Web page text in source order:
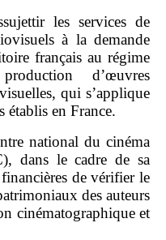
les services de
à la demande
français au régime
d’œuvres
qui s’applique
établis en France.
national du cinéma
dans le cadre de sa
de vérifier le
des auteurs
cinématographique et